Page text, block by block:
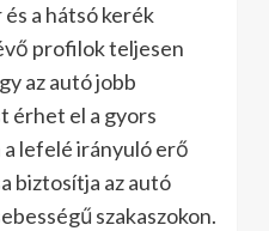
a hátsó kerék
profilok teljesen
az autó jobb
érhet el a gyors
lefelé irányuló erő
biztosítja az autó
szakaszokon.